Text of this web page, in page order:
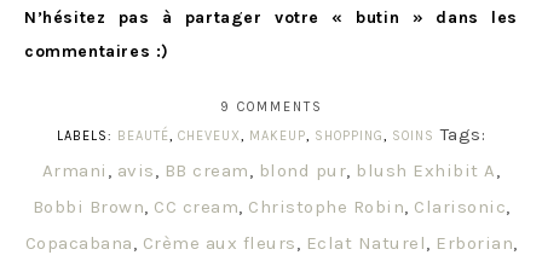
N’hésitez pas à partager votre « butin » dans les
commentaires :)
9 COMMENTS
LABELS: BEAUTÉ CHEVEUX MAKEUP SHOPPING SOINS Tags:
Armani
avis BB cream blond pur blush Exhibit A
Bobbi Brown CC cream Christophe Robin Clarisonic
Copacabana
Crème aux fleurs Eclat Naturel Erborian